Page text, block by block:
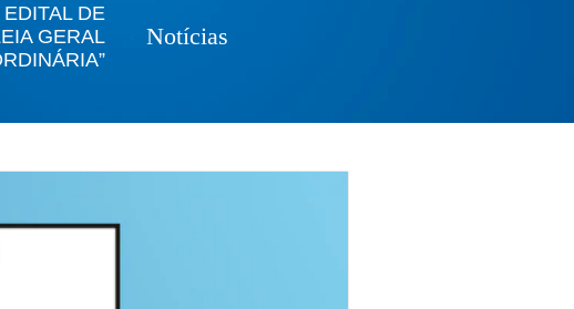
DE
GERAL
Notícias